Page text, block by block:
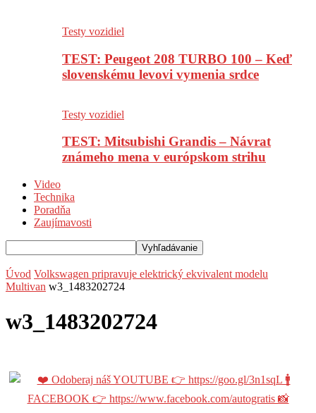
Testy vozidiel
TEST: Peugeot 208 TURBO 100 – Keď
slovenskému levovi vymenia srdce
Testy vozidiel
TEST: Mitsubishi Grandis – Návrat
známeho mena v európskom strihu
Video
Technika
Poradňa
Zaujímavosti
Úvod Volkswagen pripravuje elektrický ekvivalent modelu
Multivan w3_1483202724
w3_1483202724